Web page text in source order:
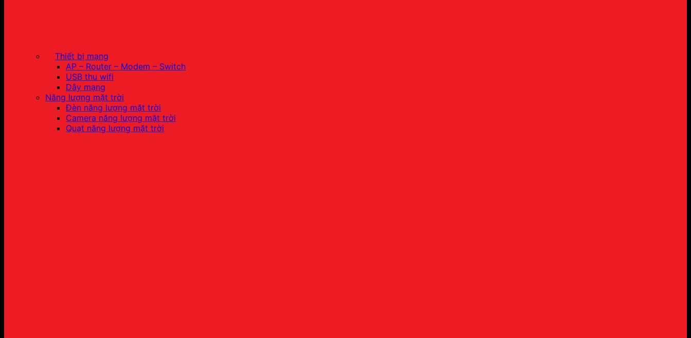
Thiết bị mạng
AP – Router – Modem – Switch
USB thu wifi
Dây mạng
Năng lượng mặt trời
Đèn năng lượng mặt trời
Camera năng lượng mặt trời
Quạt năng lượng mặt trời